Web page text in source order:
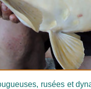
rusées et